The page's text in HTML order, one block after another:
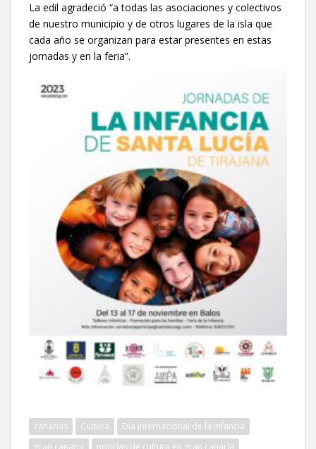
La edil agradeció “a todas las asociaciones y colectivos
de nuestro municipio y de otros lugares de la isla que
cada año se organizan para estar presentes en estas
jornadas y en la feria”.
canarias Cultura
Día Internacional de la Infancia
gran canaria
noticias de cultura en gran canaria